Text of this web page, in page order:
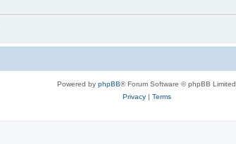
Powered by phpBB® Forum Software © phpBB Limited
Privacy| Terms